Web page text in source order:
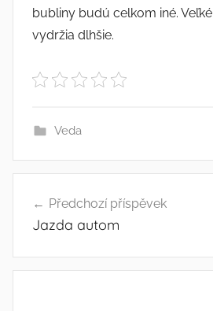
bubliny budú celkom iné.
vydržia dlhšie.
Veda
pro
Předchozí příspěvek
Jazda autom